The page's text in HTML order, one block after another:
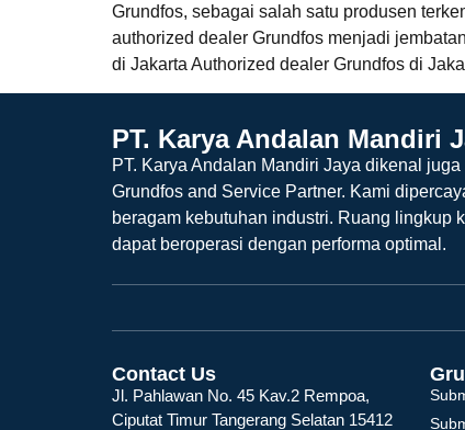
Grundfos, sebagai salah satu produsen
authorized dealer Grundfos menjadi
di Jakarta Authorized dealer Grundfos di
PT. Karya Andalan Mandiri
PT. Karya Andalan Mandiri Jaya dikenal
Grundfos and Service Partner. Kami
beragam kebutuhan industri. Ruang lingkup
dapat beroperasi dengan performa optimal.
Contact Us
Jl. Pahlawan No. 45 Kav.2 Rempoa,
Ciputat Timur Tangerang Selatan 15412